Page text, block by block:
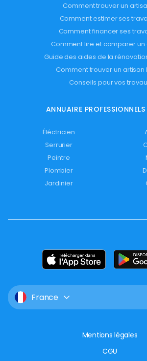
Comment trouver un
Comment estimer ses
Comment financer ses
Comment lire et comparer un
Guide des aides de la
Comment trouver un artisan
Conseils pour vos
ANNUAIRE
Éléctricien
Serrurier
Peintre
Plombier
Jardinier
France
Mentions légales
CGU